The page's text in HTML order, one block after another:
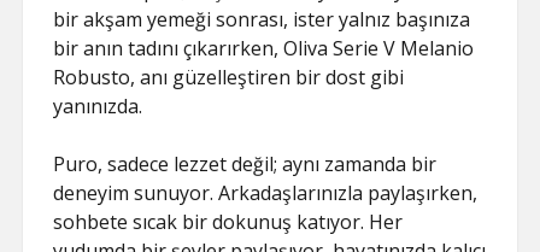
bir akşam yemeği sonrası, ister yalnız başınıza
bir anın tadını çıkarırken, Oliva Serie V Melanio
Robusto, anı güzelleştiren bir dost gibi
yanınızda.
Puro, sadece lezzet değil; aynı zamanda bir
deneyim sunuyor. Arkadaşlarınızla paylaşırken,
sohbete sıcak bir dokunuş katıyor. Her